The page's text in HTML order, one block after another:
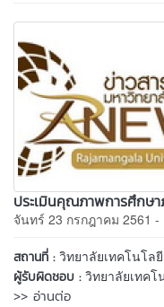
ประเมินคุณภาพการศึกษา
จันทร์ 23 กรกฎาคม 2561 -
สถานที่ : วิทยาลัยเทคโนโล
ผู้รับผิดชอบ : วิทยาลัยเทคโ
>> อ่านต่อ